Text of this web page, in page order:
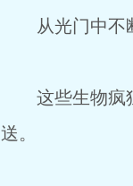
从光门中不断
这些生物疯狂
送。